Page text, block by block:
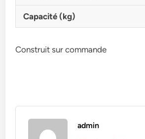
Capacité (kg)
Construit sur commande
admin